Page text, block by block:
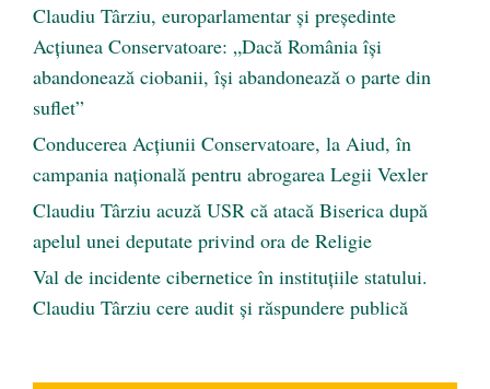
Claudiu Târziu, europarlamentar și președinte
Acțiunea Conservatoare: „Dacă România își
abandonează ciobanii, își abandonează o parte din
suflet”
Conducerea Acțiunii Conservatoare, la Aiud, în
campania națională pentru abrogarea Legii Vexler
Claudiu Târziu acuză USR că atacă Biserica după
apelul unei deputate privind ora de Religie
Val de incidente cibernetice în instituțiile statului.
Claudiu Târziu cere audit și răspundere publică